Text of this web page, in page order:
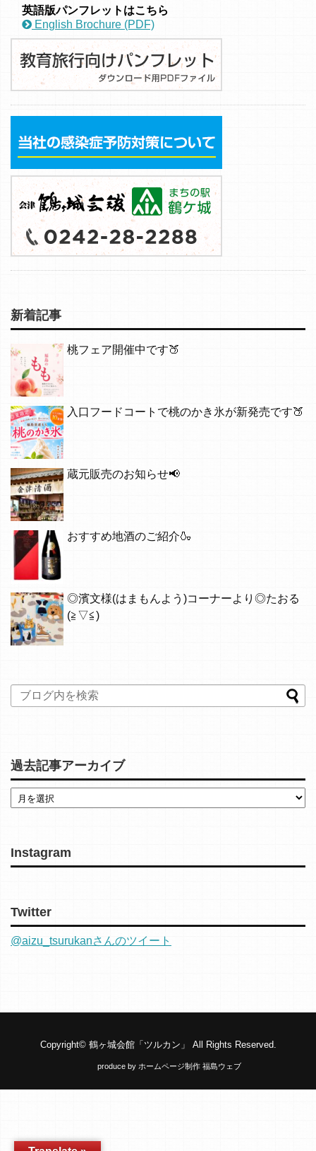
英語版パンフレットはこちら
English Brochure (PDF)
新着記事
桃フェア開催中です🍑
入口フードコートで桃のかき氷が新発売です🍑
蔵元販売のお知らせ📢
おすすめ地酒のご紹介🍶
◎濱文様(はまもんよう)コーナーより◎たおる
(≧▽≦)
過去記事アーカイブ
Instagram
Twitter
@aizu_tsurukanさんのツイート
Copyright© 鶴ヶ城会館「ツルカン」 All Rights Reserved.
produce by ホームページ制作 福島ウェブ